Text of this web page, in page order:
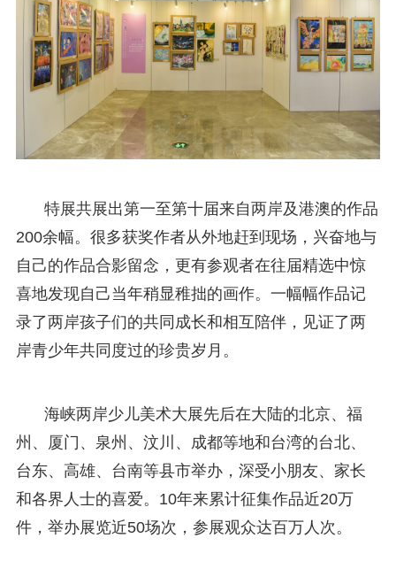
特展共展出第一至第十届来自两岸及港澳的作品
200余幅。很多获奖作者从外地赶到现场，兴奋地与
自己的作品合影留念，更有参观者在往届精选中惊
喜地发现自己当年稍显稚拙的画作。一幅幅作品记
录了两岸孩子们的共同成长和相互陪伴，见证了两
岸青少年共同度过的珍贵岁月。
海峡两岸少儿美术大展先后在大陆的北京、福
州、厦门、泉州、汶川、成都等地和台湾的台北、
台东、高雄、台南等县市举办，深受小朋友、家长
和各界人士的喜爱。10年来累计征集作品近20万
件，举办展览近50场次，参展观众达百万人次。